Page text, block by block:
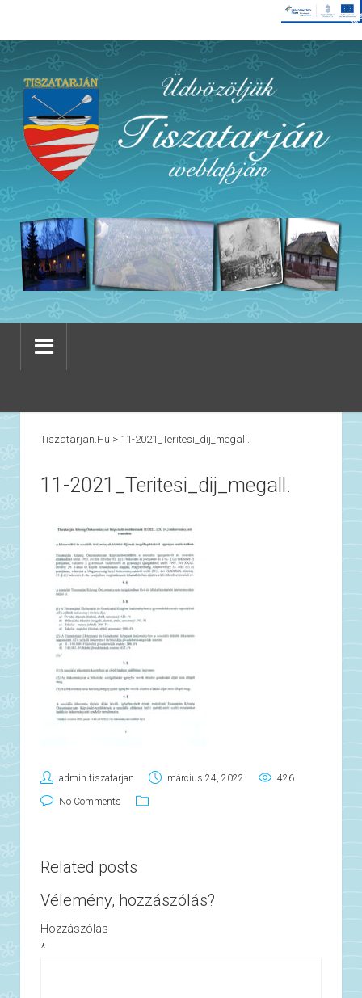
Tiszatarjan.hu > 11-2021_Teritesi_dij_megall.
11-2021_Teritesi_dij_megall.
admin.tiszatarjan március 24, 2022 426
No Comments
Related posts
Vélemény, hozzászólás?
Hozzászólás
*